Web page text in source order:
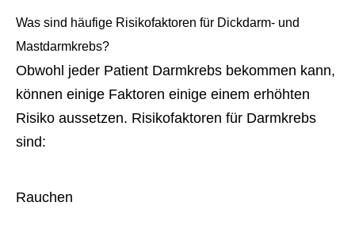
Was sind häufige Risikofaktoren für Dickdarm- und
Mastdarmkrebs?
Obwohl jeder Patient Darmkrebs bekommen kann,
können einige Faktoren einige einem erhöhten
Risiko aussetzen. Risikofaktoren für Darmkrebs
sind:
Rauchen